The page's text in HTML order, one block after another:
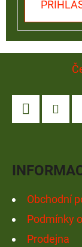
Obchodní
Podmínky
Prodejna